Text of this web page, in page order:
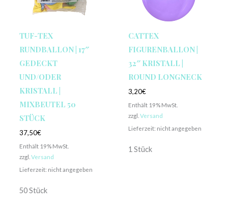
TUF-TEX
RUNDBALLON | 17″
GEDECKT
UND/ODER
KRISTALL |
MIXBEUTEL 50
STÜCK
37,50€
Enthält 19% MwSt.
zzgl. Versand
Lieferzeit: nicht angegeben
50 Stück
CATTEX
FIGURENBALLON |
32″ KRISTALL |
ROUND LONGNECK
3,20€
Enthält 19% MwSt.
zzgl. Versand
Lieferzeit: nicht angegeben
1 Stück